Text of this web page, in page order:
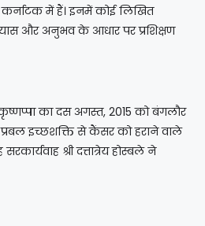
में हैं। इनमें कोई लिखित
और अनुभव के आधार पर प्रशिक्षण
का दस अगस्त, 2015 को बंगलौर
इच्छशक्ति से कैंसर को हराने वाले
श्री दत्तात्रेय होस्बले ने